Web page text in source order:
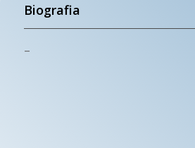
Biografia
–